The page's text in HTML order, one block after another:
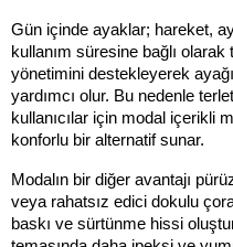
Gün içinde ayaklar; hareket,
kullanım süresine bağlı
yönetimini destekleyerek
yardımcı olur. Bu nedenle
kullanıcılar için modal içerikli
konforlu bir alternatif sunar.
Modalın bir diğer avantajı
veya rahatsız edici dokulu
baskı ve sürtünme hissi